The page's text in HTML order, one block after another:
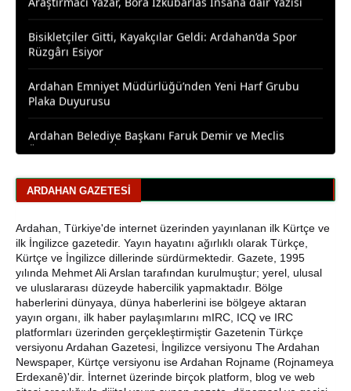
Bisikletçiler Gitti, Kayakçılar Geldi: Ardahan’da Spor
Ardahan Emniyet Müdürlüğü’nden Yeni Harf Grubu
Ardahan Belediye Başkanı Faruk Demir ve Meclis
Yaşar Geler'den Bölge Analizi: Ardahan ve Kars'ta Son
Bir Parti İşte Böyle Bitirilir
CHP Çıldır İl Genel Meclis Üyesi Gökhan Sözbir
Tutuklandı
Ardahan'da Traktör Devrildi: Sürücü Yaralandı
Uluslararası Badminton Turnuvasında Erzincanlı
Sporculardan Büyük Başarı: 3 Altın, 1 Gümüş Madalya
Çıldır Gölü Yelken Yarışlarına Ev Sahipliği Yaptı
ARDAHAN GAZETESI
Ardahan, Türkiye'de internet üzerinden yayınlanan ilk Kürtçe ve
ilk İngilizce gazetedir. Yayın hayatını ağırlıklı olarak Türkçe,
Kürtçe ve İngilizce dillerinde sürdürmektedir. Gazete, 1995
yılında Mehmet Ali Arslan tarafından kurulmuştur; yerel, ulusal
ve uluslararası düzeyde habercilik yapmaktadır. Bölge
haberlerini dünyaya, dünya haberlerini ise bölgeye aktaran
yayın organı, ilk haber paylaşımlarını mIRC, ICQ ve IRC
platformları üzerinden gerçekleştirmiştir Gazetenin Türkçe
versiyonu Ardahan Gazetesi, İngilizce versiyonu The Ardahan
Newspaper, Kürtçe versiyonu ise Ardahan Rojname (Rojnameya
Erdexanê)'dir. İnternet üzerinde birçok platform, blog ve web